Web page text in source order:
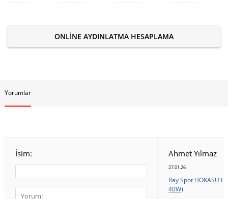
ONLINE AYDINLATMA HESAPLAMA
Yorumlar
İsim: Ahmet Yılmaz
27.01.26
Ray Spot HOKASU
40W)